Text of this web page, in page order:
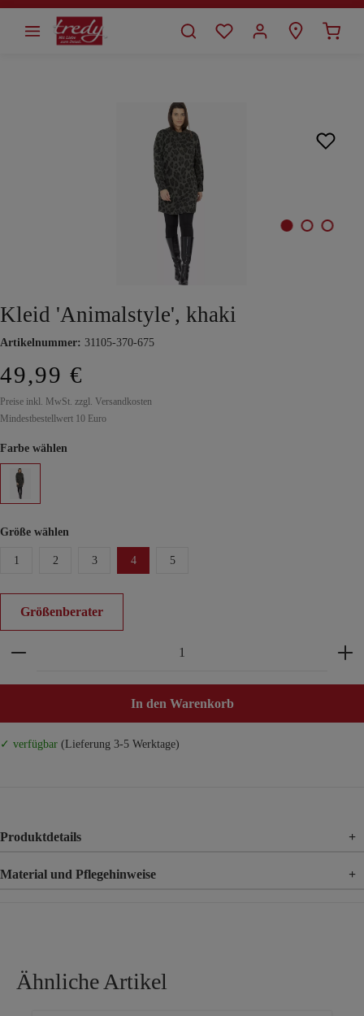
springen
Kleid 'Animalstyle', khaki
Artikelnummer: 31105-370-675
49,99 €
Preise inkl. MwSt. zzgl. Versandkosten
Mindestbestellwert 10 Euro
Farbe wählen
Größe wählen
1 2 3 4 5
Größenberater
Produkt Anzahl: Gib den gewünschten Wert ein
In den Warenkorb
✓ verfügbar (Lieferung 3-5 Werktage)
Produktdetails +
Material und Pflegehinweise +
Ähnliche Artikel